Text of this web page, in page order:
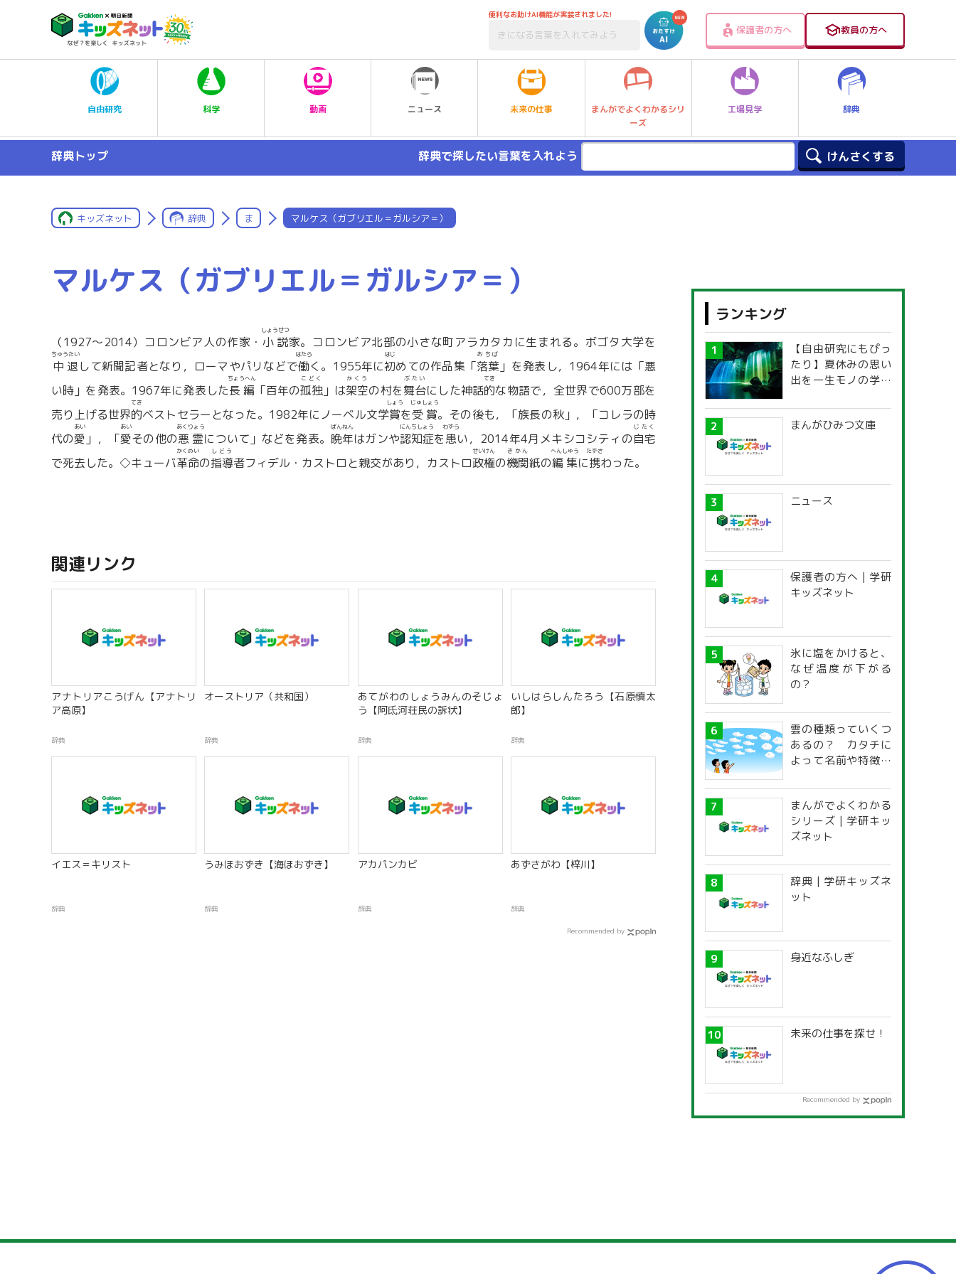
便利なお助けAI機能が実装されました!
保護者の方へ 教員の方へ
自由研究 科学 動画 ニュース 未来の仕事
まんがでよくわかるシリ
ーズ
工場見学 辞典
辞典トップ 辞典で探したい言葉を入れよう
キッズネット 辞典 ま マルケス（ガブリエル＝ガルシア＝）
マルケス（ガブリエル＝ガルシア＝）
（1927〜2014）コロンビア人の作家・ 小説
しょうせつ
家。コロンビア北部の小さな町アラカタカに生まれる。ボゴタ大学を
中退
ちゅうたい
して新聞記者となり，ローマやパリなどで働
はたら
く。1955年に初
はじ
めての作品集「落葉
おちば
」を発表し，1964年には「悪
い時」を発表。1967年に発表した長編
ちょうへん
「百年の孤独
こどく
」は架空
かくう
の村を舞台
ぶたい
にした神話的
てき
な物語で，全世界で600万部を
売り上げる世界的
てき
ベストセラーとなった。1982年にノーベル文学賞
しょう
を受賞
じゅしょう
。その後も，「族長の秋」，「コレラの時
代の愛
あい
」，「愛
あい
その他の悪霊
あくりょう
について」などを発表。 晩年
ばんねん
はガンや認知症
にんちしょう
を患
わずら
い，2014年4月メキシコシティの自宅
じたく
で死去した。◇キューバ革命
かくめい
の指導
しどう
者フィデル・カストロと親交があり，カストロ政権
せいけん
の機関
きかん
紙の編集
へんしゅう
に携
たずさ
わった。
関連リンク
アナトリアこうげん【アナトリ
ア高原】
辞典
オーストリア（共和国）
辞典
あてがわのしょうみんのそじょ
う【阿氐河荘民の訴状】
辞典
いしはらしんたろう【石原慎太
郎】
辞典
イエス＝キリスト
辞典
うみほおずき【海ほおずき】
辞典
アカパンカビ
辞典
あずさがわ【梓川】
辞典
Recommended by
ランキング
【自由研究にもぴっ
たり】夏休みの思い
出を一生モノの学び
探究ガイド
まんがひみつ文庫
ニュース
保護者の方へ | 学研
キッズネット
氷に塩をかけると、
なぜ温度が下がる
の？
雲の種類っていくつ
あるの？ カタチに
よって名前や特徴が
まんがでよくわかる
シリーズ | 学研キッ
ズネット
辞典 | 学研キッズネ
ット
身近なふしぎ
未来の仕事を探せ！
Recommended by